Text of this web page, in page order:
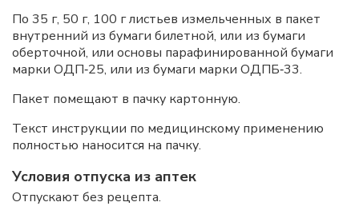
По 35 г, 50 г, 100 г листьев измельченных в пакет
внутренний из бумаги билетной, или из бумаги
оберточной, или основы парафинированной бумаги
марки ОДП‑25, или из бумаги марки ОДПБ‑33.
Пакет помещают в пачку картонную.
Текст инструкции по медицинскому применению
полностью наносится на пачку.
Условия отпуска из аптек
Отпускают без рецепта.